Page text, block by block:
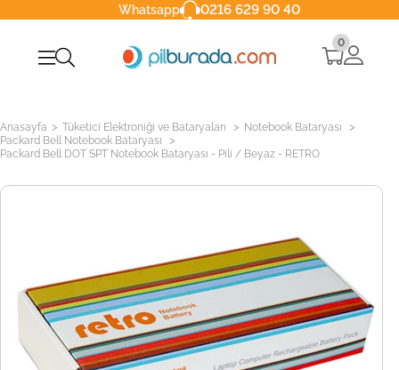
Whatsapp 0216 629 90 40
0
Anasayfa > Tüketici Elektroniği ve Bataryaları > Notebook Bataryası >
Packard Bell Notebook Bataryası >
Packard Bell DOT SPT Notebook Bataryası - Pili / Beyaz - RETRO